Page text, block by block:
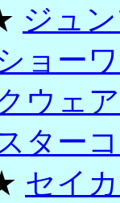
ジュ
ョー
ウェ
ター
セイ